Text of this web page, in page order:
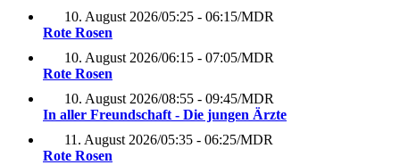
10. August 2026/05:25 - 06:15/MDR
Rote Rosen
10. August 2026/06:15 - 07:05/MDR
Rote Rosen
10. August 2026/08:55 - 09:45/MDR
In aller Freundschaft - Die jungen Ärzte
11. August 2026/05:35 - 06:25/MDR
Rote Rosen